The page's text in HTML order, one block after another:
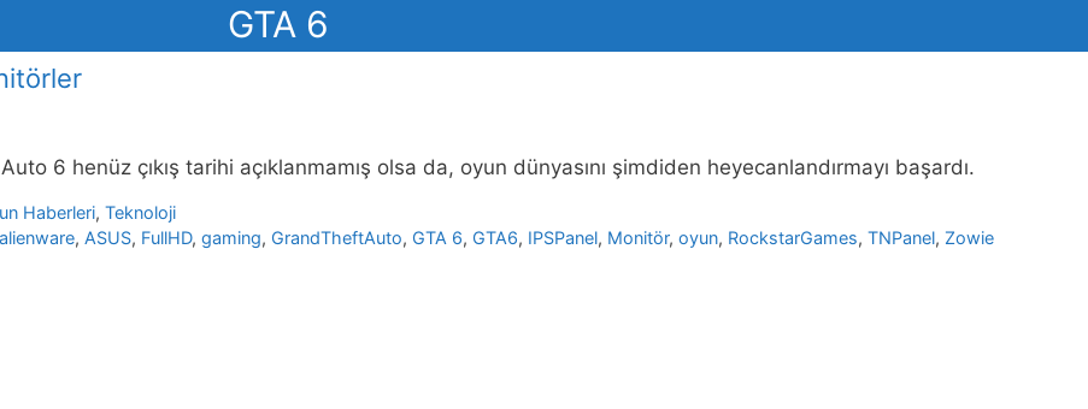
GTA 6
6 henüz çıkış tarihi açıklanmamış olsa da, oyun dünyasını şimdiden heyecanlandırmayı başardı.
Haberleri,Teknoloji
alienware, ASUS, FullHD,gaming, GrandTheftAuto, GTA 6, GTA6, IPSPanel, Monitör,oyun, RockstarGames,TNPanel, Zowie